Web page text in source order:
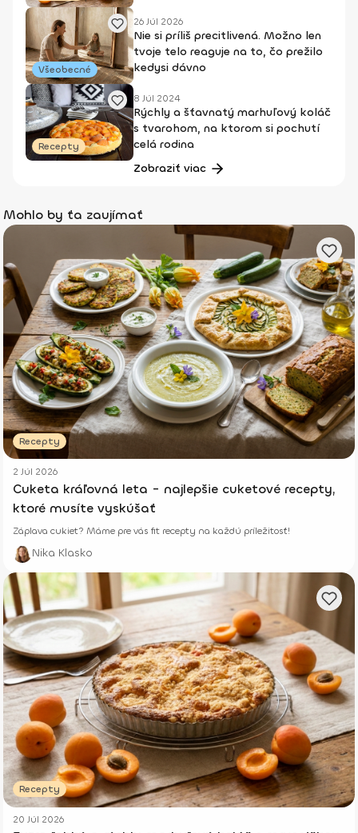
Všeobecné
26 Júl 2026
Nie si príliš precitlivená. Možno len
tvoje telo reaguje na to, čo prežilo
kedysi dávno
Recepty
8 Júl 2024
Rýchly a šťavnatý marhuľový koláč
s tvarohom, na ktorom si pochutí
celá rodina
Zobraziť viac
Mohlo by ťa zaujímať
Recepty
2 Júl 2026
Cuketa kráľovná leta - najlepšie cuketové recepty,
ktoré musíte vyskúšať
Záplava cukiet? Máme pre vás fit recepty na každú príležitosť!
Nika Klasko
Recepty
20 Júl 2026